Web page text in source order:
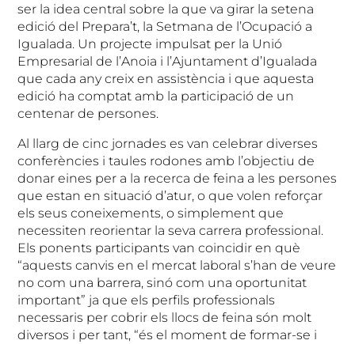
ser la idea central sobre la que va girar la setena
edició del Prepara’t, la Setmana de l’Ocupació a
Igualada. Un projecte impulsat per la Unió
Empresarial de l’Anoia i l’Ajuntament d’Igualada
que cada any creix en assistència i que aquesta
edició ha comptat amb la participació de un
centenar de persones.
Al llarg de cinc jornades es van celebrar diverses
conferències i taules rodones amb l’objectiu de
donar eines per a la recerca de feina a les persones
que estan en situació d’atur, o que volen reforçar
els seus coneixements, o simplement que
necessiten reorientar la seva carrera professional.
Els ponents participants van coincidir en què
“aquests canvis en el mercat laboral s’han de veure
no com una barrera, sinó com una oportunitat
important” ja que els perfils professionals
necessaris per cobrir els llocs de feina són molt
diversos i per tant, “és el moment de formar-se i